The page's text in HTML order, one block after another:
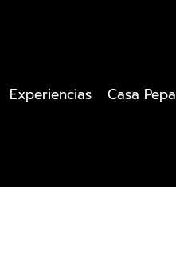
Experiencias Casa Pepa